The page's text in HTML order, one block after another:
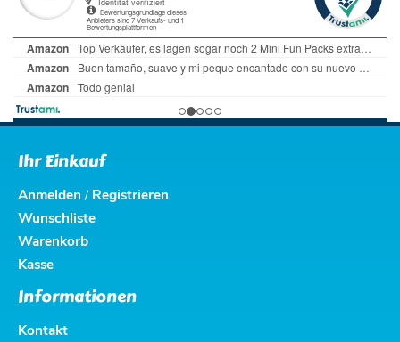
Ihr Einkauf
Anmelden / Registrieren
Wunschliste
Warenkorb
Kasse
Informationen
Kontakt